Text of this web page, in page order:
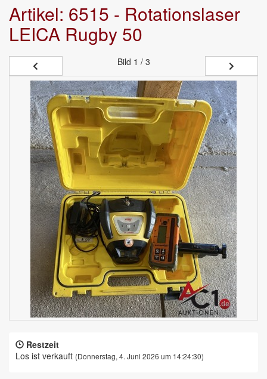
Artikel: 6515 - Rotationslaser
LEICA Rugby 50
Bild 1 / 3
Restzeit
Los ist verkauft (Donnerstag, 4. Juni 2026 um 14:24:30)